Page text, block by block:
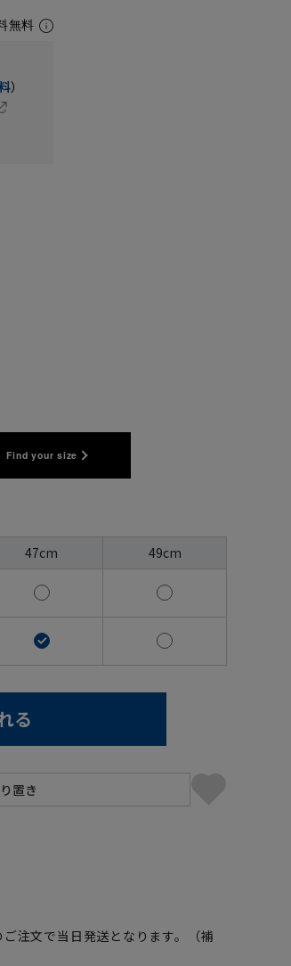
無料
）
Find your size
47cm 49cm
る
注文で当日発送となります。（補